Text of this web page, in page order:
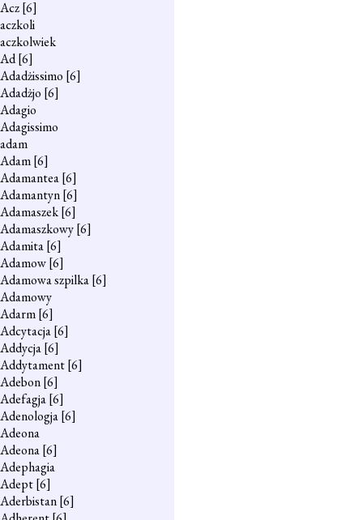
Acz[6]
aczkoli
aczkolwiek
Ad[6]
Adadżissimo [6]
Adadżjo [6]
Adagio
Adagissimo
adam
Adam[6]
Adamantea[6]
Adamantyn[6]
Adamaszek[6]
Adamaszkowy[6]
Adamita[6]
Adamow[6]
Adamowa szpilka[6]
Adamowy
Adarm[6]
Adcytacja[6]
Addycja[6]
Addytament[6]
Adebon[6]
Adefagja[6]
Adenologja[6]
Adeona
Adeona[6]
Adephagia
Adept[6]
Aderbistan[6]